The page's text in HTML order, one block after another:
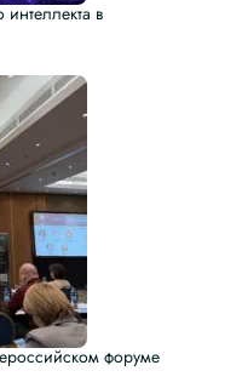
в
форуме